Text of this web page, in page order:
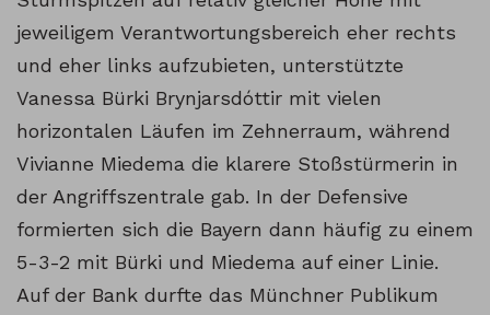
jeweiligem Verantwortungsbereich eher rechts
und eher links aufzubieten, unterstützte
Vanessa Bürki Brynjarsdóttir mit vielen
horizontalen Läufen im Zehnerraum, während
Vivianne Miedema die klarere Stoßstürmerin in
der Angriffszentrale gab. In der Defensive
formierten sich die Bayern dann häufig zu einem
5-3-2 mit Bürki und Miedema auf einer Linie.
Auf der Bank durfte das Münchner Publikum